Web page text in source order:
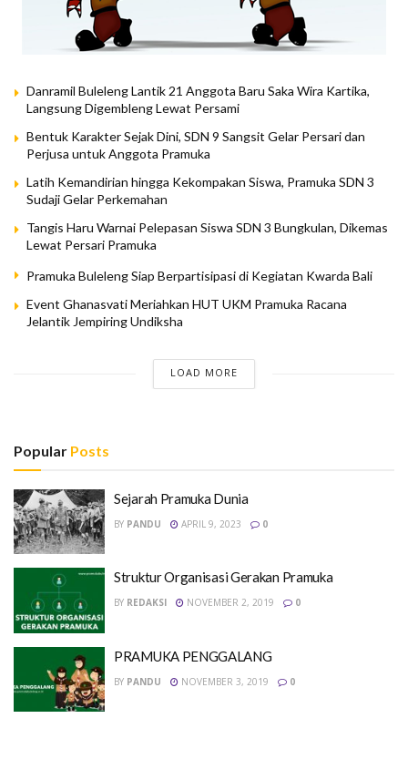
Danramil Buleleng Lantik 21 Anggota Baru Saka Wira Kartika,
Langsung Digembleng Lewat Persami
Bentuk Karakter Sejak Dini, SDN 9 Sangsit Gelar Persari dan
Perjusa untuk Anggota Pramuka
Latih Kemandirian hingga Kekompakan Siswa, Pramuka SDN 3
Sudaji Gelar Perkemahan
Tangis Haru Warnai Pelepasan Siswa SDN 3 Bungkulan, Dikemas
Lewat Persari Pramuka
Pramuka Buleleng Siap Berpartisipasi di Kegiatan Kwarda Bali
Event Ghanasvati Meriahkan HUT UKM Pramuka Racana
Jelantik Jempiring Undiksha
LOAD MORE
Popular Posts
Sejarah Pramuka Dunia
BY PANDU APRIL 9, 2023 0
Struktur Organisasi Gerakan Pramuka
BY REDAKSI NOVEMBER 2, 2019 0
PRAMUKA PENGGALANG
BY PANDU NOVEMBER 3, 2019 0